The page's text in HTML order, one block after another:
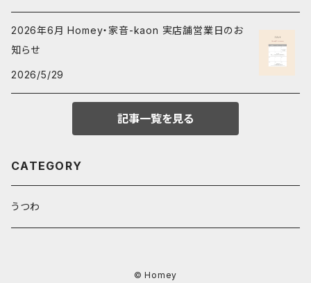
2026年6月 Homey・家音-kaon 実店舗営業日のお
知らせ
2026/5/29
記事一覧を見る
CATEGORY
うつわ
© Homey